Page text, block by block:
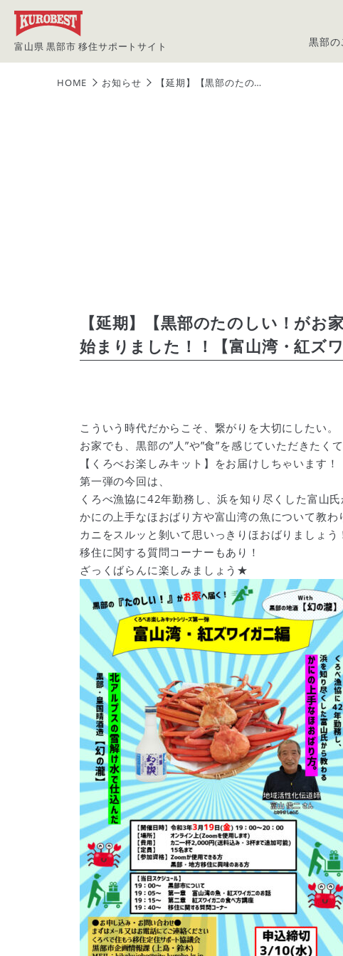
富山県 黒部市 移住サポートサイト 黒部の
利用者向けご利
HOME お知らせ 【延期】【黒部のたの…
【延期】【黒部のたのしい！が
始まりました！！【富山湾・紅ズ
こういう時代だからこそ、繋がりを大切にしたい。
お家でも、黒部の”人”や”食”を感じていただきたくて
【くろべお楽しみキット】をお届けしちゃいます！
第一弾の今回は、
くろべ漁協に42年勤務し、浜を知り尽くした富山氏
かにの上手なほおばり方や富山湾の魚について教わ
カニをスルッと剝いて思いっきりほおばりましょう
移住に関する質問コーナーもあり！
ざっくばらんに楽しみましょう★